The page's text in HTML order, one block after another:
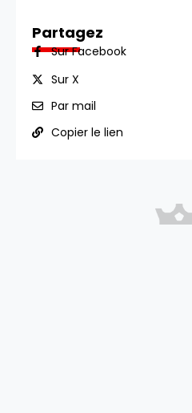
Partagez
Sur Facebook
Sur X
Par mail
Copier le lien